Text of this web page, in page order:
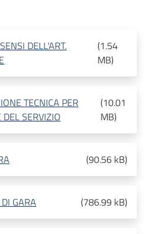
DELL'ART.
(1.54
MB)
TECNICA PER
DEL SERVIZIO
(10.01
MB)
(90.56 kB)
GARA (786.99 kB)